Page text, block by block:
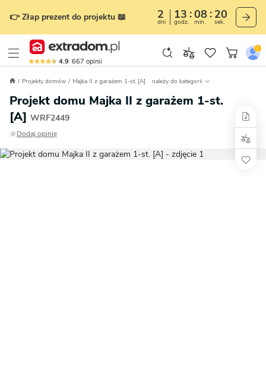
👉 Złap prezent do projektu 📖 2
dni
13
godz.
08
min.
19
sek.
4.9 667 opinii
Projekty domów Majka II z garażem 1-st. [A] należy do kategorii
Projekt domu Majka II z garażem 1-st.
[A] WRF2449
Dodaj opinię